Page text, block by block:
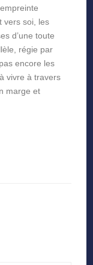
vers soi, les
d’une toute
régie par
encore les
vivre à travers
marge et